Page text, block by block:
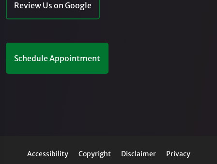
Review Us on Google
Schedule Appointment
Accessibility Copyright Disclaimer Privacy